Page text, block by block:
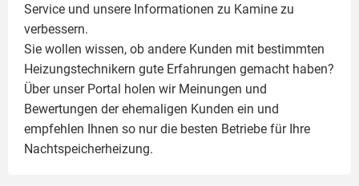
Service und unsere Informationen zu Kamine zu
verbessern.
Sie wollen wissen, ob andere Kunden mit bestimmten
Heizungstechnikern gute Erfahrungen gemacht haben?
Über unser Portal holen wir Meinungen und
Bewertungen der ehemaligen Kunden ein und
empfehlen Ihnen so nur die besten Betriebe für Ihre
Nachtspeicherheizung.